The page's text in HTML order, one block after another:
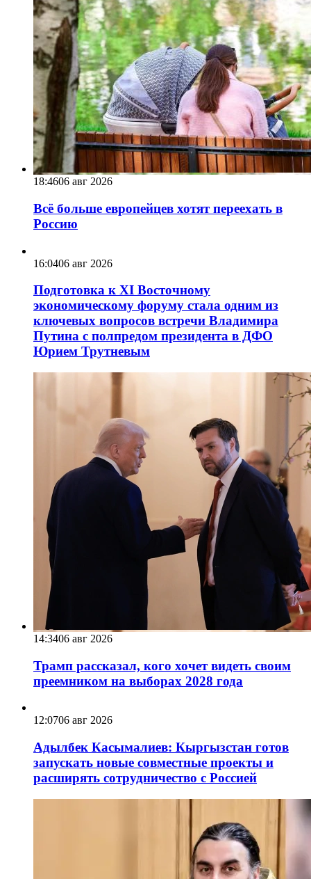
18:4606 авг 2026
Всё больше европейцев хотят переехать в
Россию
16:0406 авг 2026
Подготовка к XI Восточному
экономическому форуму стала одним из
ключевых вопросов встречи Владимира
Путина с полпредом президента в ДФО
Юрием Трутневым
14:3406 авг 2026
Трамп рассказал, кого хочет видеть своим
преемником на выборах 2028 года
12:0706 авг 2026
Адылбек Касымалиев: Кыргызстан готов
запускать новые совместные проекты и
расширять сотрудничество с Россией